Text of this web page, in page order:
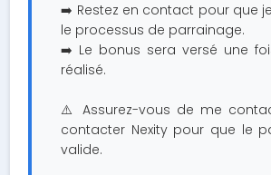
➡️ Restez en contact pour que
le processus de parrainage.
➡️ Le bonus sera versé une
réalisé.
⚠️ Assurez-vous de me
contacter Nexity pour que le
valide.